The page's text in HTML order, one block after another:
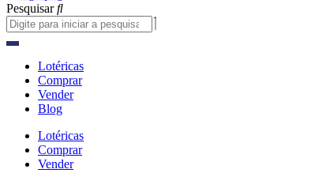
Pesquisar
Lotéricas
Comprar
Vender
Blog
Lotéricas
Comprar
Vender